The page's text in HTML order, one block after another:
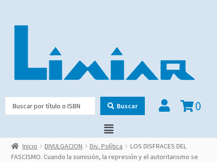
Buscar 0
Inicio DIVULGACION Div. Política
LOS DISFRACES DEL
FASCISMO. Cuando la sumisión, la represión y el autoritarismo se